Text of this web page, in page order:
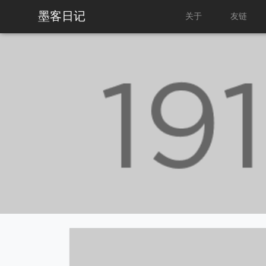
墨客日记 关于 友链